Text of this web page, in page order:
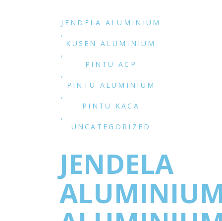
JENDELA ALUMINIUM
,
KUSEN ALUMINIUM
,
PINTU ACP
,
PINTU ALUMINIUM
,
PINTU KACA
,
UNCATEGORIZED
JENDELA